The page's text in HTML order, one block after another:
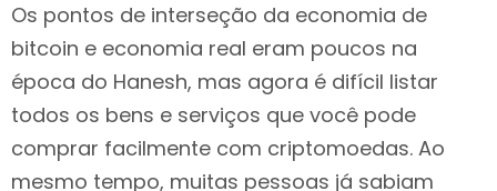
Os pontos de interseção da economia de
bitcoin e economia real eram poucos na
época do Hanesh, mas agora é difícil listar
todos os bens e serviços que você pode
comprar facilmente com criptomoedas. Ao
mesmo tempo, muitas pessoas já sabiam